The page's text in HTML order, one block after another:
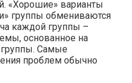
«Хорошие» варианты
группы обмениваются
каждой группы –
основанное на
группы. Самые
проблем обычно